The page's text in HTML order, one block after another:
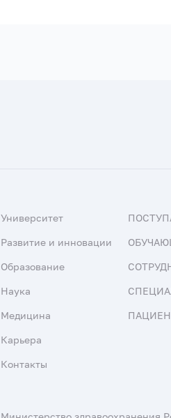
Университет
Развитие и инновации
Образование
Наука
Медицина
Карьера
Контакты